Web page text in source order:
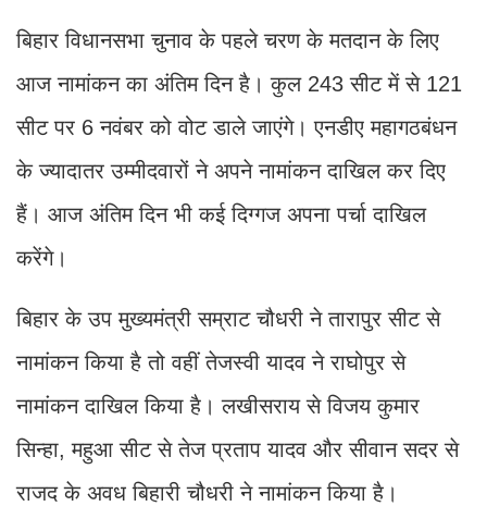
बिहार विधानसभा चुनाव के पहले चरण के मतदान के लिए
आज नामांकन का अंतिम दिन है। कुल 243 सीट में से 121
सीट पर 6 नवंबर को वोट डाले जाएंगे। एनडीए महागठबंधन
के ज्यादातर उम्मीदवारों ने अपने नामांकन दाखिल कर दिए
हैं। आज अंतिम दिन भी कई दिग्गज अपना पर्चा दाखिल
करेंगे।
बिहार के उप मुख्यमंत्री सम्राट चौधरी ने तारापुर सीट से
नामांकन किया है तो वहीं तेजस्वी यादव ने राघोपुर से
नामांकन दाखिल किया है। लखीसराय से विजय कुमार
सिन्हा, महुआ सीट से तेज प्रताप यादव और सीवान सदर से
राजद के अवध बिहारी चौधरी ने नामांकन किया है।